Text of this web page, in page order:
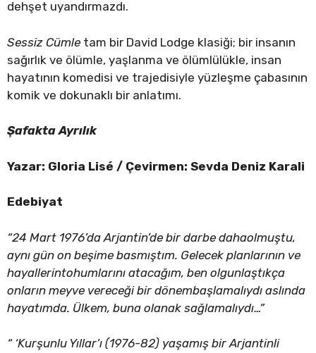
dehşet uyandırmazdı.
Sessiz Cümle tam bir David Lodge klasiği; bir insanın
sağırlık ve ölümle, yaşlanma ve ölümlülükle, insan
hayatının komedisi ve trajedisiyle yüzleşme çabasının
komik ve dokunaklı bir anlatımı.
Şafakta Ayrılık
Yazar: Gloria Lisé / Çevirmen: Sevda Deniz Karali
Edebiyat
“24 Mart 1976’da Arjantin’de bir darbe dahaolmuştu,
aynı gün on beşime basmıştım. Gelecek planlarının ve
hayallerintohumlarını atacağım, ben olgunlaştıkça
onların meyve vereceği bir dönembaşlamalıydı aslında
hayatımda. Ülkem, buna olanak sağlamalıydı…”
“ ‘Kurşunlu Yıllar’ı (1976-82) yaşamış bir Arjantinli